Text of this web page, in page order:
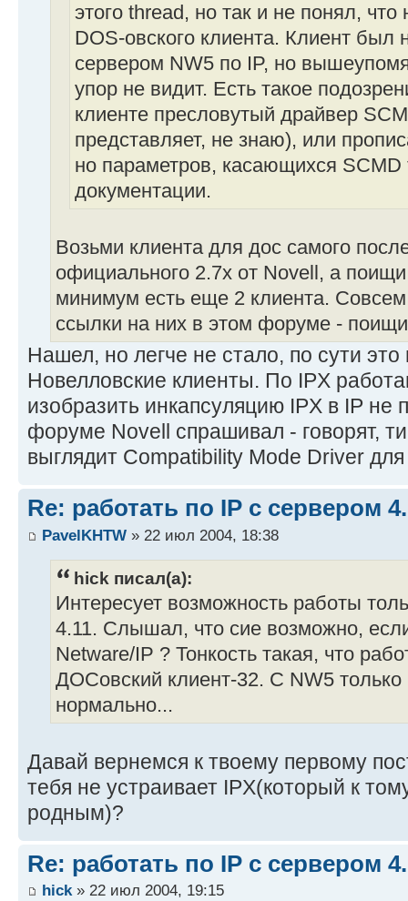
этого thread, но так и не понял,
DOS-овского клиента. Клиент был
сервером NW5 по IP, но
упор не видит. Есть такое
клиенте пресловутый драйвер
представляет, не знаю), или
но параметров, касающихся
документации.
Возьми клиента для дос самого
официального 2.7х от Novell, а
минимум есть еще 2 клиента.
ссылки на них в этом форуме -
Нашел, но легче не стало, по сути
Новелловские клиенты. По IPX
изобразить инкапсуляцию IPX в IP не
форуме Novell спрашивал - говорят,
выглядит Compatibility Mode Driver
Re: работать по IP c сервером
PavelKHTW » 22 июл 2004, 18:38
hick писал(а):
Интересует возможность работы
4.11. Слышал, что сие возможно,
Netware/IP ? Тонкость такая, что
ДОСовский клиент-32. C NW5 только
нормально...
Давай вернемся к твоему первому
тебя не устраивает IPX(который к
родным)?
Re: работать по IP c сервером
hick» 22 июл 2004, 19:15